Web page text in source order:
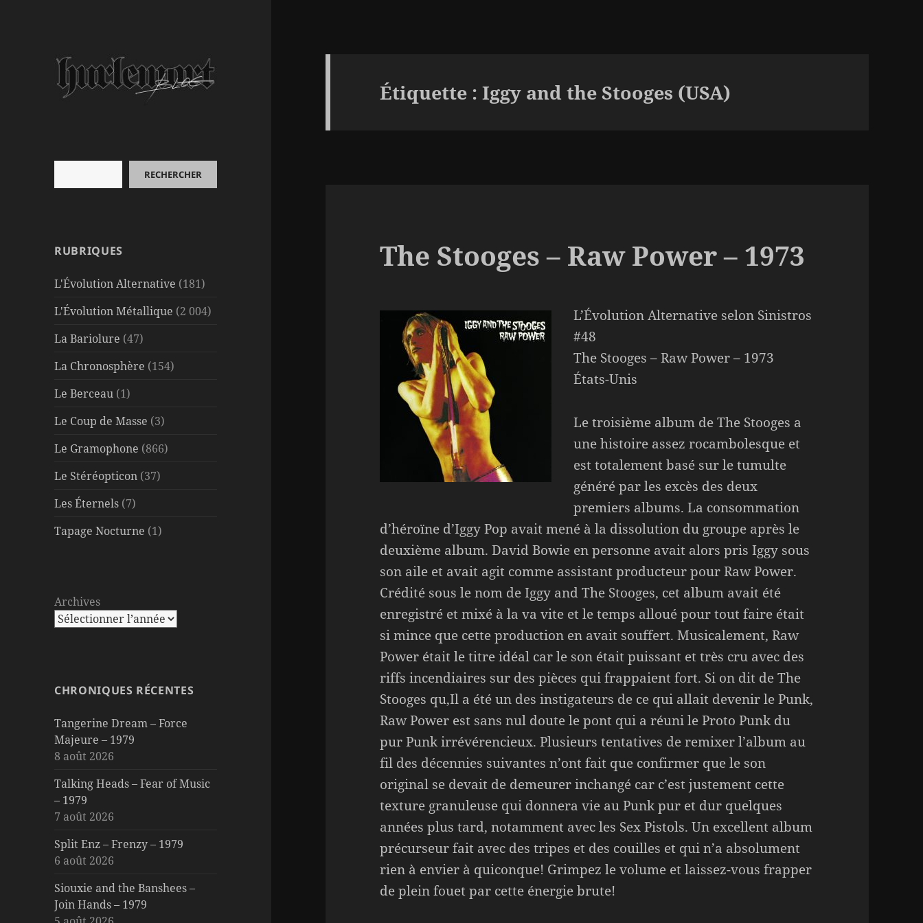
RECHERCHER
RUBRIQUES
L'Évolution Alternative (181)
L'Évolution Métallique (2 004)
La Bariolure (47)
La Chronosphère (154)
Le Berceau (1)
Le Coup de Masse (3)
Le Gramophone (866)
Le Stéréopticon (37)
Les Éternels (7)
Tapage Nocturne (1)
Archives
CHRONIQUES RÉCENTES
Tangerine Dream – Force
Majeure – 1979
8 août 2026
Talking Heads – Fear of Music
– 1979
7 août 2026
Split Enz – Frenzy – 1979
6 août 2026
Siouxie and the Banshees –
Join Hands – 1979
Étiquette :Iggy and the Stooges (USA)
The Stooges – Raw Power – 1973
L’Évolution Alternative selon Sinistros
#48
The Stooges – Raw Power – 1973
États-Unis
Le troisième album de The Stooges a
une histoire assez rocambolesque et
est totalement basé sur le tumulte
généré par les excès des deux
premiers albums. La consommation
d’héroïne d’Iggy Pop avait mené à la dissolution du groupe après le
deuxième album. David Bowie en personne avait alors pris Iggy sous
son aile et avait agit comme assistant producteur pour Raw Power.
Crédité sous le nom de Iggy and The Stooges, cet album avait été
enregistré et mixé à la va vite et le temps alloué pour tout faire était
si mince que cette production en avait souffert. Musicalement, Raw
Power était le titre idéal car le son était puissant et très cru avec des
riffs incendiaires sur des pièces qui frappaient fort. Si on dit de The
Stooges qu,Il a été un des instigateurs de ce qui allait devenir le Punk,
Raw Power est sans nul doute le pont qui a réuni le Proto Punk du
pur Punk irrévérencieux. Plusieurs tentatives de remixer l’album au
fil des décennies suivantes n’ont fait que confirmer que le son
original se devait de demeurer inchangé car c’est justement cette
texture granuleuse qui donnera vie au Punk pur et dur quelques
années plus tard, notamment avec les Sex Pistols. Un excellent album
précurseur fait avec des tripes et des couilles et qui n’a absolument
rien à envier à quiconque! Grimpez le volume et laissez-vous frapper
de plein fouet par cette énergie brute!